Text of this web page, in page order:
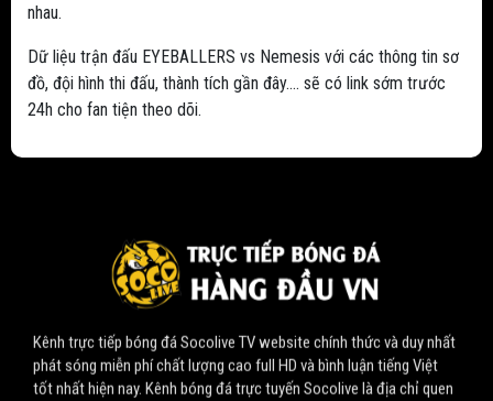
nhau.
Dữ liệu trận đấu EYEBALLERS vs Nemesis với các thông tin sơ
đồ, đội hình thi đấu, thành tích gần đây.... sẽ có link sớm trước
24h cho fan tiện theo dõi.
Kênh trực tiếp bóng đá Socolive TV website chính thức và duy nhất
phát sóng miễn phí chất lượng cao full HD và bình luận tiếng Việt
tốt nhất hiện nay. Kênh bóng đá trực tuyến Socolive là địa chỉ quen